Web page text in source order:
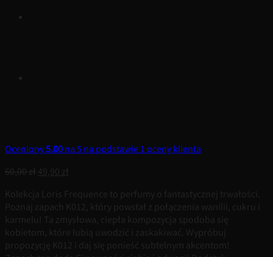
Oceniony5.00na 5 na podstawie1oceny klienta
60,00zł Pierwotna
wynosiła:
60,00 zł.
49,90 zł
wynosi:
49,90 zł.
Kolekcja Loris Frequence to perfumy o fantastycznej trwałości.
Poznaj zapach K012, który powstał z połączenia wanilii, cukru i
karmelu! Ta zmysłowa, ciepła kompozycja spodoba się
kobietom, które lubią uwodzić i zaskakiwać. Wypróbuj
propozycję K012 i daj się ponieść subtelnym akcentom!